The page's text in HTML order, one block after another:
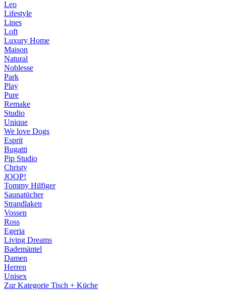
Leo
Lifestyle
Lines
Loft
Luxury Home
Maison
Natural
Noblesse
Park
Play
Pure
Remake
Studio
Unique
We love Dogs
Esprit
Bugatti
Pip Studio
Christy
JOOP!
Tommy Hilfiger
Saunatücher
Strandlaken
Vossen
Ross
Egeria
Living Dreams
Bademäntel
Damen
Herren
Unisex
Zur Kategorie Tisch + Küche